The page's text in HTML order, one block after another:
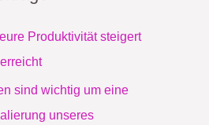
Produktivität steigert
sind wichtig um eine
unseres